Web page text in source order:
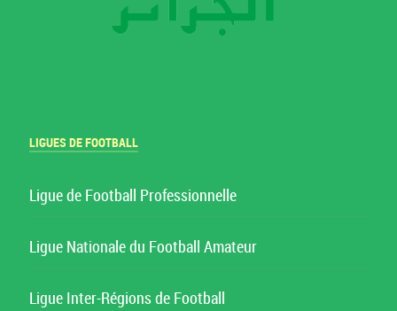
LIGUES DE FOOTBALL
Ligue de Football Professionnelle
Ligue Nationale du Football Amateur
Ligue Inter-Régions de Football